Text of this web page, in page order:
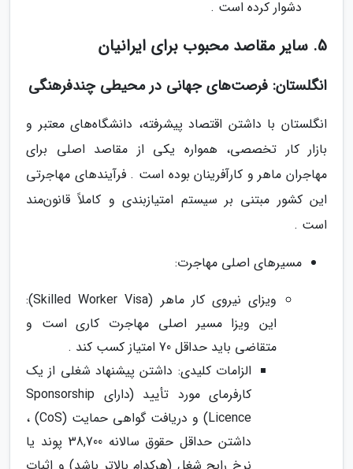
دشوار کرده است .
5. سایر مقاصد محبوب برای ایرانیان
انگلستان: فرصت‌های جهانی در محیطی چندفرهنگی
انگلستان با داشتن اقتصاد پیشرفته، دانشگاه‌های معتبر و
بازار کار تخصصی، همواره یکی از مقاصد اصلی برای
مهاجران ماهر و کارآفرینان بوده است . فرآیندهای مهاجرتی
این کشور مبتنی بر سیستم امتیازبندی و کاملاً قانون‌مند
است .
مسیرهای اصلی مهاجرت:
ویزای نیروی کار ماهر (Skilled Worker Visa):
این ویزا مسیر اصلی مهاجرت کاری است و
متقاضی باید حداقل 70 امتیاز کسب کند .
الزامات کلیدی: داشتن پیشنهاد شغلی از یک
کارفرمای مورد تأیید (دارای Sponsorship
Licence) و دریافت گواهی حمایت (CoS) ،
داشتن حداقل حقوق سالانه 38,700 پوند یا